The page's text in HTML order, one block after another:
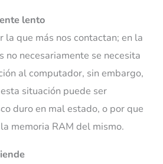
lento
la que más nos contactan; en la
no necesariamente se necesita
al computador, sin embargo,
situación puede ser
duro en mal estado, o por que
memoria RAM del mismo.